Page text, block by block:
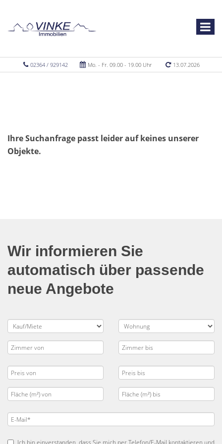
02364 / 929142 Mo. - Fr. 09.00 - 19.00 Uhr 13.07.2026
Ihre Suchanfrage passt leider auf keines unserer
Objekte.
Wir informieren Sie
automatisch über passende
neue Angebote
Ich bin einverstanden, dass Sie mich per Telefon/E-Mail kontaktieren und